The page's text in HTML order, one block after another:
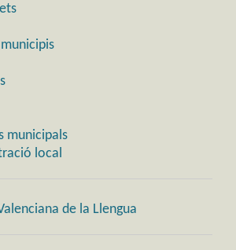
municipals
local
de la Llengua